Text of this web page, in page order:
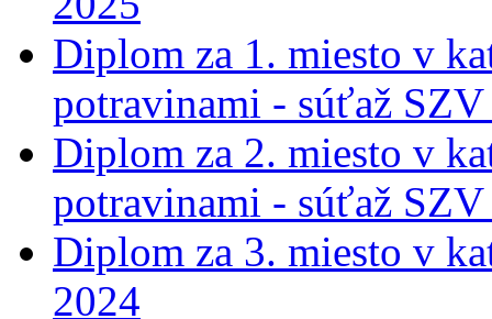
Diplom za 1. miesto v
potravinami - súťaž
Diplom za 2. miesto v
potravinami - súťaž
Diplom za 3. miesto v
2024